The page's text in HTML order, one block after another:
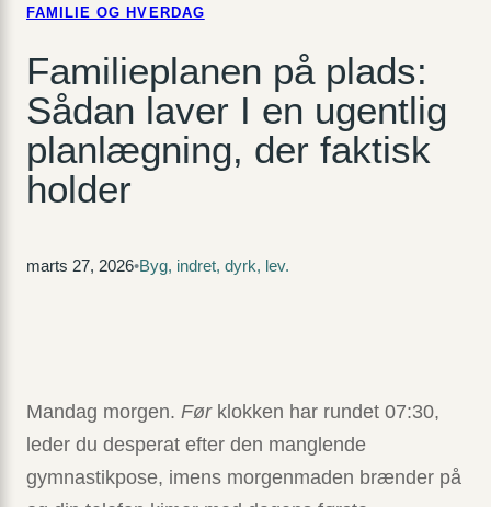
FAMILIE OG HVERDAG
Familieplanen på plads:
Sådan laver I en ugentlig
planlægning, der faktisk
holder
marts 27, 2026•Byg, indret, dyrk, lev.
Mandag morgen. Førklokken har rundet 07:30,
leder du desperat efter den manglende
gymnastikpose, imens morgenmaden brænder på